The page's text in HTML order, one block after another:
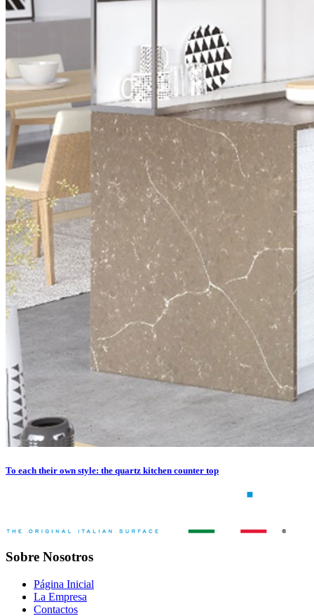
To each their own style: the quartz kitchen counter top
Sobre Nosotros
Página Inicial
La Empresa
Contactos